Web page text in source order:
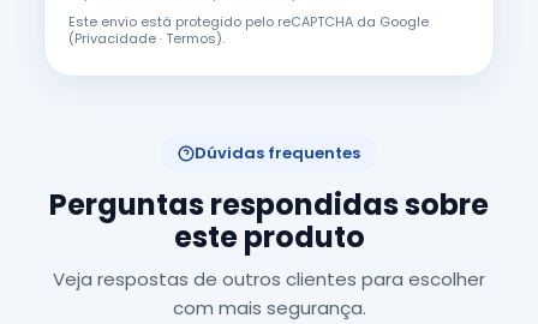
Este envio está protegido pelo reCAPTCHA da Google
(Privacidade·Termos).
Dúvidas frequentes
Perguntas respondidas sobre
este produto
Veja respostas de outros clientes para escolher
com mais segurança.